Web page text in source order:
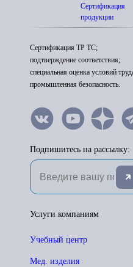
Сертификация
продукции
Сертификация ТР ТС;
подтверждение соответствия;
специальная оценка условий
промышленная безопасность.
Подпишитесь на рассылку:
Услуги компаниям
Учебный центр
Мед. изделия